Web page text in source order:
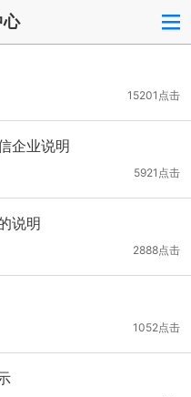
心
15201点击
企业说明
5921点击
说明
2888点击
1052点击